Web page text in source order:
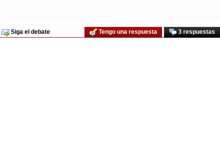
Siga el debate 3 respuestas
Tengo una respuesta